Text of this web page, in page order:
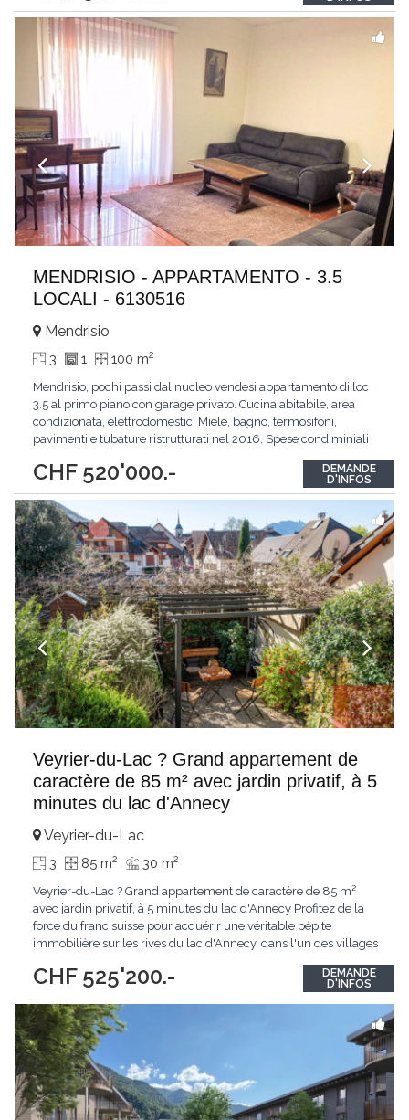
accueillant un parc ouvert au...
MENDRISIO - APPARTAMENTO - 3.5
LOCALI - 6130516
CHF 520'000.-
Mendrisio
3 1 100 m2
Mendrisio, pochi passi dal nucleo vendesi appartamento di loc
3.5 al primo piano con garage privato. Cucina abitabile, area
condizionata, elettrodomestici Miele, bagno, termosifoni,
pavimenti e tubature ristrutturati nel 2016. Spese condiminiali
eseguite. Tetto in ottimo stato. Bagno e pavimenti
completamente ristrutturato nel 2016....
DEMANDE
D'INFOS
Veyrier-du-Lac ? Grand appartement de
caractère de 85 m² avec jardin privatif, à 5
minutes du lac d'Annecy
CHF 525'200.-
Veyrier-du-Lac
3 85 m2 30 m2
Veyrier-du-Lac ? Grand appartement de caractère de 85 m²
avec jardin privatif, à 5 minutes du lac d'Annecy Profitez de la
force du franc suisse pour acquérir une véritable pépite
immobilière sur les rives du lac d'Annecy, dans l'un des villages
seulement quelques minutes de Annecy et à environ 45
minutes de Genève, ce...
DEMANDE
D'INFOS